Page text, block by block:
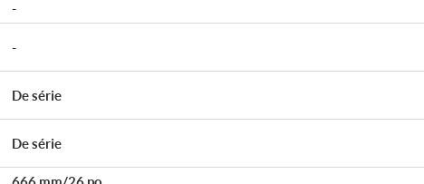
-
-
De série
De série